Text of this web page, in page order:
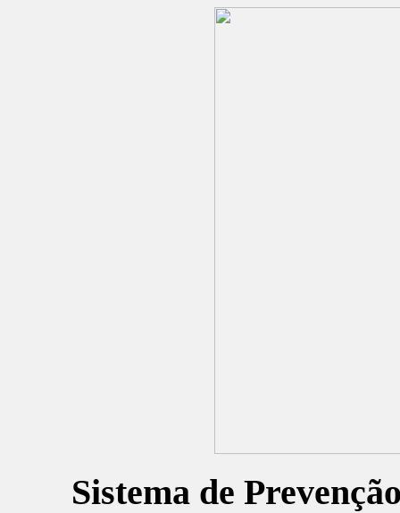
Sistema de